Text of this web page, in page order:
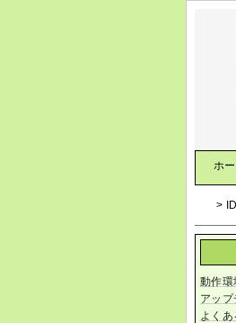
ホ
>
動作環
アップ
よく